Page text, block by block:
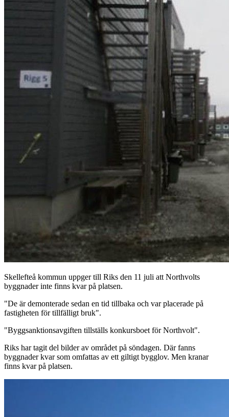
Skellefteå kommun uppger till Riks den 11 juli att Northvolts
byggnader inte finns kvar på platsen.
"De är demonterade sedan en tid tillbaka och var placerade på
fastigheten för tillfälligt bruk".
"Byggsanktionsavgiften tillställs konkursboet för Northvolt".
Riks har tagit del bilder av området på söndagen. Där fanns
byggnader kvar som omfattas av ett giltigt bygglov. Men kranar
finns kvar på platsen.